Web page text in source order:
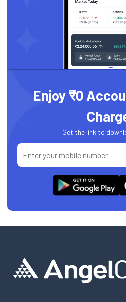
Enjoy ₹0
Get the link to